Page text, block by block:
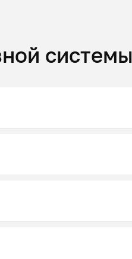
системы